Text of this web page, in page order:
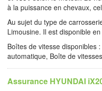
à la puissance en chevaux,
Au sujet du type de
Limousine. Il est disponible
Boîtes de vitesse disponibles
automatique, Boîte de
Assurance HYUNDAI